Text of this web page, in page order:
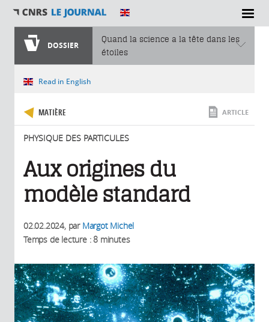
SECTIONS
DOSSIER
Quand la science a la tête dans les
étoiles
Vous êtes ici
Read in English
MATIÈRE
PHYSIQUE DES PARTICULES
ARTICLE
Aux origines du
modèle standard
02.02.2024, par Margot Michel
Temps de lecture : 8 minutes